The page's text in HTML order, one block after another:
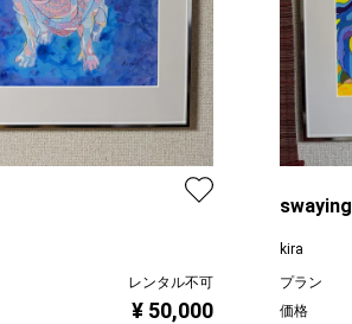
レンタル不可
¥ 50,000
swaying
kira
プラン
価格